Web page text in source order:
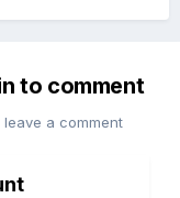
to comment
a comment